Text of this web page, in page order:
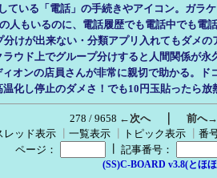
ている「電話」の手続きやアイコン。ガラ
人もいるのに、電話履歴でも電話中でも電
けが出来ない・分類アプリ入れてもダメの
ウド上でグループ分けすると人間関係が永
オンの店員さんが非常に親切で助かる。ド
化し停止のダメさ！でも10円玉貼ったら放
278 / 9658 ←次へ｜ 前へ→
レッド表示 一覧表示 トピック表示
番
ページ：
記事番号：
(SS)C-BOARD v3.8(とほ